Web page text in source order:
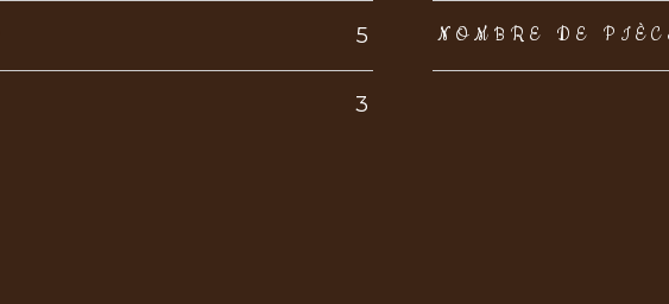
5 NOMBRE DE
3